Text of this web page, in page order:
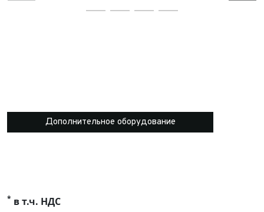
Дополнительное оборудование
* в т.ч. НДС